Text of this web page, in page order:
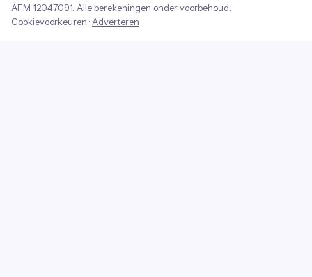
AFM 12047091 . Alle berekeningen onder voorbehoud.
Cookievoorkeuren · Adverteren